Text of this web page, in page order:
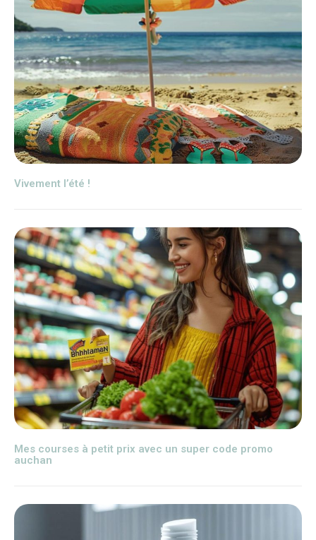
Vivement l’été !
Mes courses à petit prix avec un super code promo
auchan